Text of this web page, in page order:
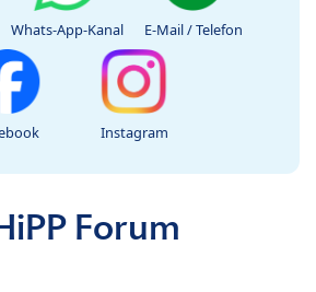
Whats-App-Kanal E-Mail / Telefon
Instagram
Forum